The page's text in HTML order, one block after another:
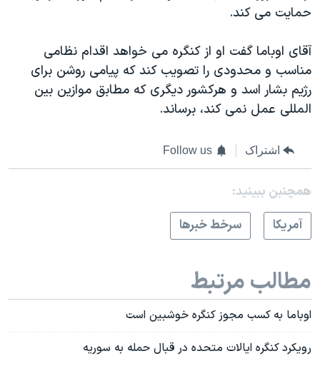
همایش محافظه‌کاران آمریکا «سی‌پک»
سفر پرزیدنت ترامپ به چین
حمایت می کند.
آقای اوباما گفت او از کنگره می خواهد اقدام نظامی
مناسب و محدودی را تصویب کند که پیامی روشن برای
رژیم بشار اسد و هرکشور دیگری که مطابق موازین بین
المللی عمل نمی کند، برساند.
اشتراک Follow us
همچنبن ببینید:
آمريکا
سرخط خبرها
مطالب مرتبط
اوباما به کسب مجوز کنگره خوشبین است
رویکرد کنگره ایالات متحده در قبال حمله به سوریه